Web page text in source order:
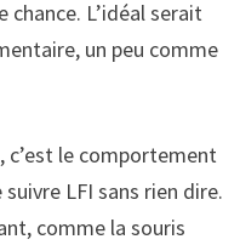
chance. L’idéal serait
un peu comme
c’est le comportement
LFI sans rien dire.
comme la souris